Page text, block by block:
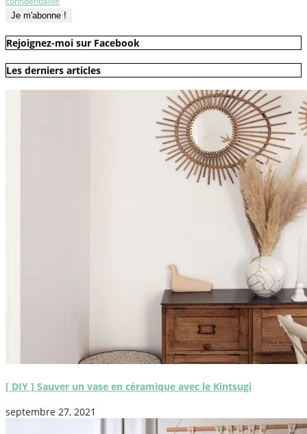
Rejoignez-moi sur Facebook
Les derniers articles
[ DIY ] Sauver un vase en céramique avec le Kintsugi
septembre 27, 2021